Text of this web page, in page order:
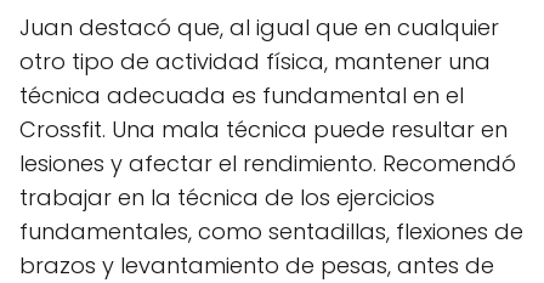
Juan destacó que, al igual que en cualquier
otro tipo de actividad física, mantener una
técnica adecuada es fundamental en el
Crossfit. Una mala técnica puede resultar en
lesiones y afectar el rendimiento. Recomendó
trabajar en la técnica de los ejercicios
fundamentales, como sentadillas, flexiones de
brazos y levantamiento de pesas, antes de